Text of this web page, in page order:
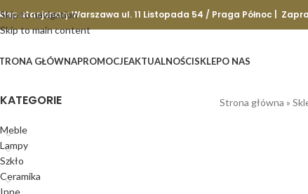
Skip to navigation
Skip to main content
stacjonary Warszawa ul. 11 Listopada 54 / Praga Północ |
GŁÓWNAPROMOCJEAKTUALNOŚCISKLEPO NAS
KATEGORIE
Meble
Lampy
Szkło
Ceramika
Inne
Strona główna »